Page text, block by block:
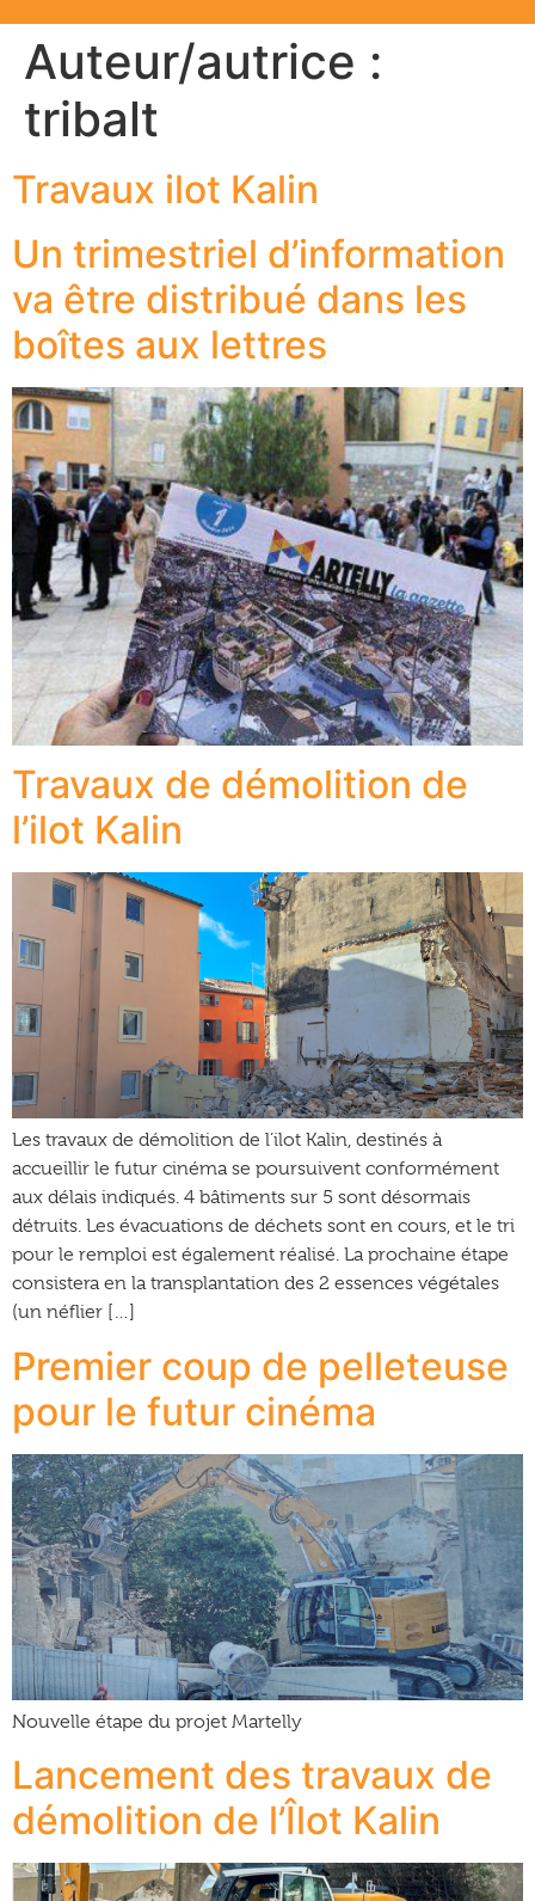
Auteur/autrice :
tribalt
Travaux ilot Kalin
Un trimestriel d’information
va être distribué dans les
boîtes aux lettres
Travaux de démolition de
l’ilot Kalin
Les travaux de démolition de l’ilot Kalin, destinés à
accueillir le futur cinéma se poursuivent conformément
aux délais indiqués. 4 bâtiments sur 5 sont désormais
détruits. Les évacuations de déchets sont en cours, et le tri
pour le remploi est également réalisé. La prochaine étape
consistera en la transplantation des 2 essences végétales
(un néflier […]
Premier coup de pelleteuse
pour le futur cinéma
Nouvelle étape du projet Martelly
Lancement des travaux de
démolition de l’Îlot Kalin